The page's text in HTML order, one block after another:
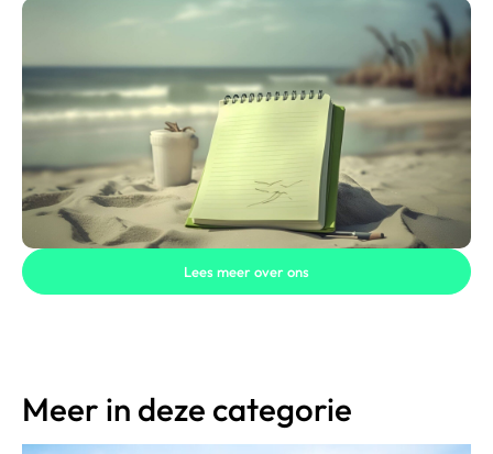
Lees meer over ons
Meer in deze categorie